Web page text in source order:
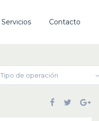
Servicios Contacto
Tipo de operación